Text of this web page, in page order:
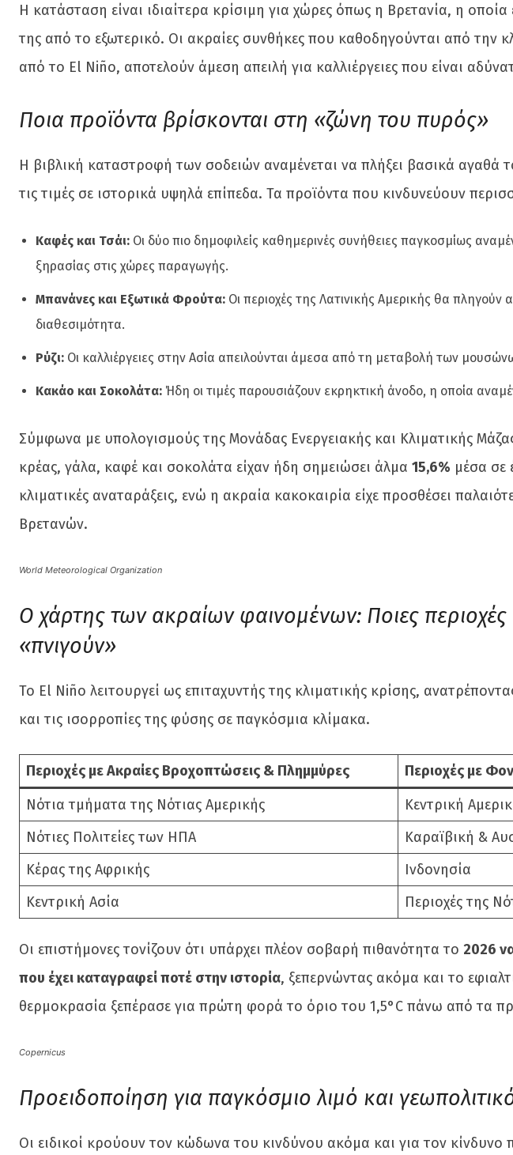
Η κατάσταση είναι ιδιαίτερα κρίσιμη για χώρες όπως η Βρετανία, η
της από το εξωτερικό. Οι ακραίες συνθήκες που καθοδηγούνται από την
από το El Niño, αποτελούν άμεση απειλή για καλλιέργειες που είναι
Ποια προϊόντα βρίσκονται στη «ζώνη του πυρός»
Η βιβλική καταστροφή των σοδειών αναμένεται να πλήξει βασικά αγαθά
τις τιμές σε ιστορικά υψηλά επίπεδα. Τα προϊόντα που κινδυνεύουν
Καφές και Τσάι: Οι δύο πιο δημοφιλείς καθημερινές συνήθειες παγκοσμίως
ξηρασίας στις χώρες παραγωγής.
Μπανάνες και Εξωτικά Φρούτα: Οι περιοχές της Λατινικής Αμερικής θα
διαθεσιμότητα.
Ρύζι: Οι καλλιέργειες στην Ασία απειλούνται άμεσα από τη μεταβολή των
Κακάο και Σοκολάτα: Ήδη οι τιμές παρουσιάζουν εκρηκτική άνοδο, η οποία
Σύμφωνα με υπολογισμούς της Μονάδας Ενεργειακής και Κλιματικής
κρέας, γάλα, καφέ και σοκολάτα είχαν ήδη σημειώσει άλμα 15,6% μέσα σε
κλιματικές αναταράξεις, ενώ η ακραία κακοκαιρία είχε προσθέσει
Βρετανών.
World Meteorological Organization
Ο χάρτης των ακραίων φαινομένων: Ποιες
«πνιγούν»
Το El Niño λειτουργεί ως επιταχυντής της κλιματικής κρίσης,
και τις ισορροπίες της φύσης σε παγκόσμια κλίμακα.
Περιοχές με Ακραίες Βροχοπτώσεις & Πλημμύρες
Περιοχές με
Νότια τμήματα της Νότιας Αμερικής
Κεντρική
Νότιες Πολιτείες των ΗΠΑ
Καραϊβική &
Κέρας της Αφρικής
Ινδονησία
Κεντρική Ασία
Περιοχές της
Οι επιστήμονες τονίζουν ότι υπάρχει πλέον σοβαρή πιθανότητα το 2026
που έχει καταγραφεί ποτέ στην ιστορία, ξεπερνώντας ακόμα και το
θερμοκρασία ξεπέρασε για πρώτη φορά το όριο του 1,5°C πάνω από τα
Copernicus
Προειδοποίηση για παγκόσμιο λιμό και
Οι ειδικοί κρούουν τον κώδωνα του κινδύνου ακόμα και για τον